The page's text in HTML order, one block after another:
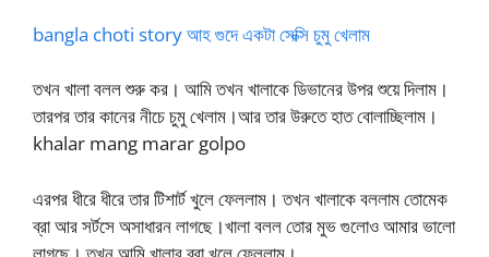
bangla choti story আহ গুদে একটা সেক্সি চুমু খেলাম
তখন খালা বলল শুরু কর। আমি তখন খালাকে ডিভানের উপর শুয়ে দিলাম।
তারপর তার কানের নীচে চুমু খেলাম।আর তার উরুতে হাত বোলাচ্ছিলাম।
khalar mang marar golpo
এরপর ধীরে ধীরে তার টিশার্ট খুলে ফেললাম। তখন খালাকে বললাম তোমেক
ব্রা আর সর্টসে অসাধারন লাগছে।খালা বলল তোর মুভ গুলোও আমার ভালো